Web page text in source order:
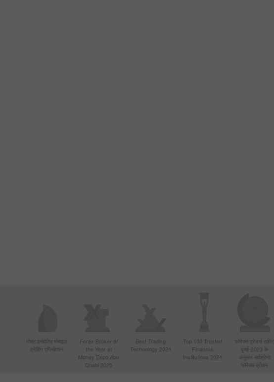
मोस्ट इनोवेटिव मोबाइल
ट्रेडिंग एप्लिकेशन
Forex Broker of
the Year at
Money Expo Abu
Dhabi 2025
Best Trading
Technology 2024
Top 100 Trusted
Financial
Institutions 2024
फोरेक्स ट्रेडर्स समिट
दुबई-2023 के
अनुसार सर्वश्रेष्ठ
फोरेक्स ब्रोकर